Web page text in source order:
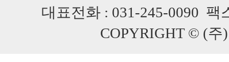
대표전화 : 031-245-0090 팩
COPYRIGHT © (주